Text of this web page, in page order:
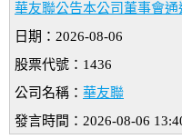
華友聯公告本公司董事會
日期：2026-08-06
股票代號：1436
公司名稱： 華友聯
發言時間：2026-08-06